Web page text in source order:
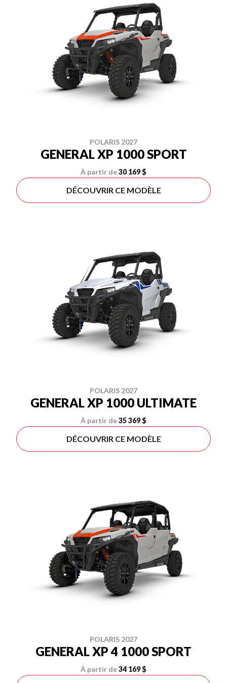
POLARIS 2027
GENERAL XP 1000 SPORT
À partir de30 169 $
DÉCOUVRIR CE MODÈLE
POLARIS 2027
GENERAL XP 1000 ULTIMATE
À partir de35 369 $
DÉCOUVRIR CE MODÈLE
POLARIS 2027
GENERAL XP 4 1000 SPORT
À partir de34 169 $